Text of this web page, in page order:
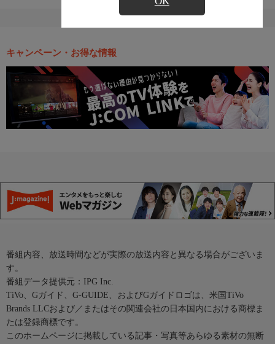
キャンペーン・お得な情報
番組内容、放送時間などが実際の放送内容と異なる場合がございま
す。
番組データ提供元：IPG Inc.
TiVo、Gガイド、G-GUIDE、およびGガイドロゴは、米国TiVo
Brands LLCおよび／またはその関連会社の日本国内における商標ま
たは登録商標です。
このホームページに掲載している記事・写真等あらゆる素材の無断